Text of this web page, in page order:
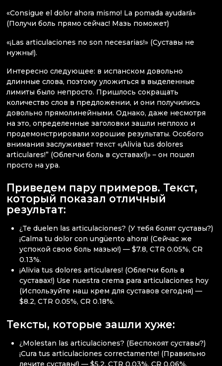
«Consigue el dolor ahora mismo! La pomada ayudará»
(Получи боль прямо сейчас! Мазь поможет)
«¡Las articulaciones no son necesarias!» (Суставы не
нужны!).
Интересно следующее: в испанском довольно
длинные слова, поэтому уложиться в выделенные
лимиты было непросто. Пришлось сокращать
количество слов в предложении, и они получились
довольно прямолинейными. Однако, даже несмотря
на это, определенные заголовки зашли неплохо и
продемонстрировали хорошие результаты. Особого
внимания заслуживает текст «¡Alivia tus dolores
articulares!” (Облегчи боль в суставах!)» – он пошел
просто на ура.
Приведем пару примеров. Текст,
который показал отличный
результат:
¿Te duelen las articulaciones? (У тебя болят суставы?)
¡Calma tu dolor con ungüento ahora! (Сейчас же
успокой свою боль мазью!) — $7.8, CTR 0.05%, CR
0.13%.
¡Alivia tus dolores articulares! (Облегчи боль в
суставах!) Use nuestra crema para articulaciones hoy
(Используйте наш крем для суставов сегодня) —
$8.2, CTR 0.05%, CR 0.18%.
Тексты, которые зашли хуже:
¿Molestan las articulaciones? (Беспокоят суставы?)
¡Cura tus articulaciones correctamente! (Правильно
лечите суставы!) — $5.2, CTR 0.03%, CR 0.06%.